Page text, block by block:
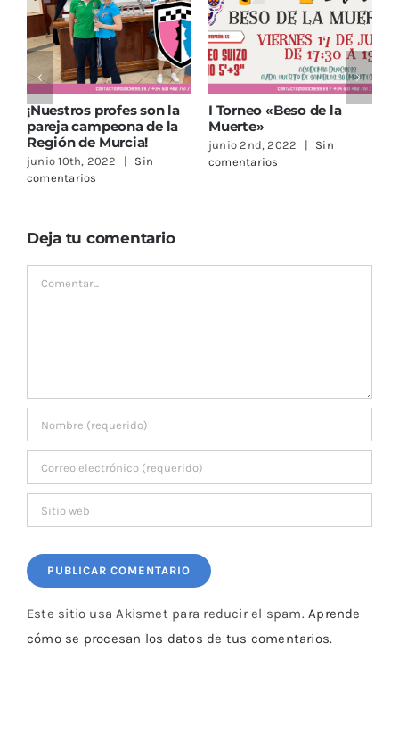
I Torneo «Beso de la
Muerte»
junio 2nd, 2022 |
Sin
comentarios
¡Sigue la Escuela de
Primavera Duochess!
abril 20th, 2022 | Sin
comentarios
Deja tu comentario
Comentar
Este sitio usa Akismet para reducir el spam.
Aprende
cómo se procesan los datos de tus comentarios.